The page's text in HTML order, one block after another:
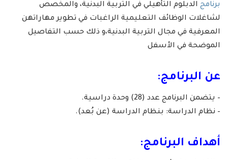
برنامج الدبلوم التأهيلي في التربية البدنية، والمخصص
لشاغلات الوظائف التعليمية الراغبات في تطوير مهاراتهن
المعرفية في مجال التربية البدنية،و ذلك حسب التفاصيل
الموضحة في الأسفل
عن البرنامج:
– يتضمن البرنامج عدد (28) وحدة دراسية.
– نظام الدراسة: بنظام الدراسة (عن بُعد).
أهداف البرنامج: